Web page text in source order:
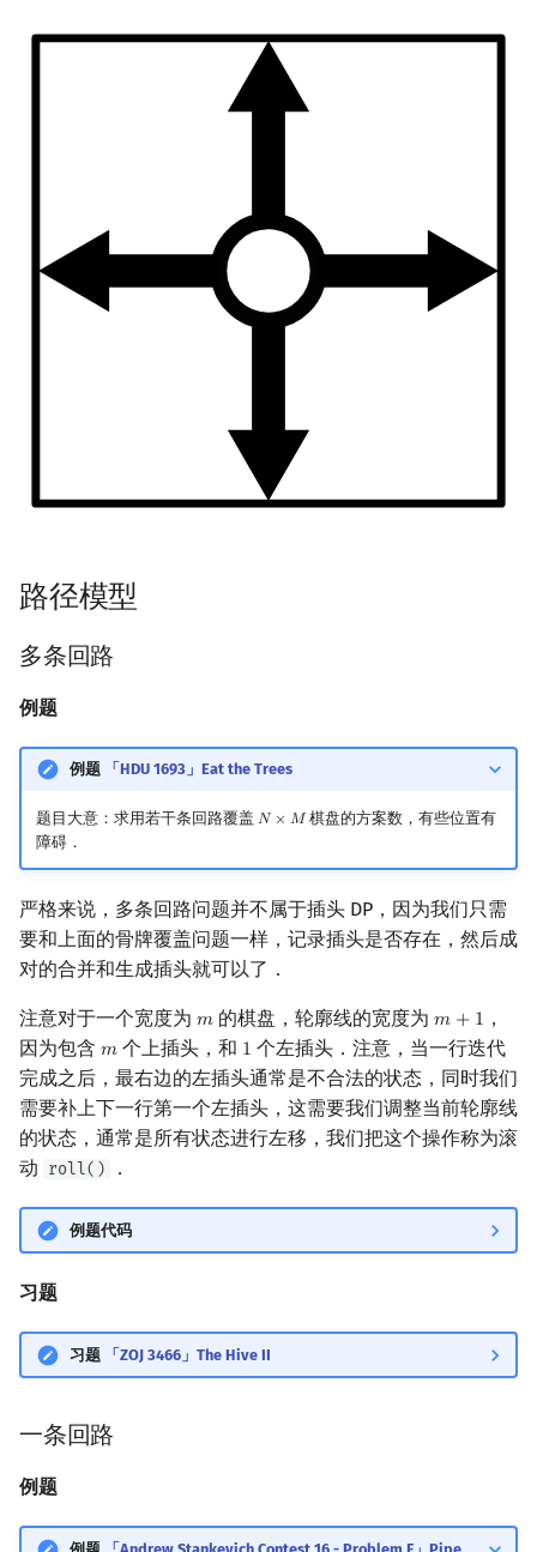
路径模型
多条回路
例题
例题 「HDU 1693」Eat the Trees
题目大意：求用若干条回路覆盖 𝑁 × 𝑀
N× M
棋盘的方案数，有些位置有
障碍．
严格来说，多条回路问题并不属于插头 DP，因为我们只需
要和上面的骨牌覆盖问题一样，记录插头是否存在，然后成
对的合并和生成插头就可以了．
注意对于一个宽度为 𝑚
m 的棋盘，轮廓线的宽度为𝑚 + 1
m +1
，
因为包含 𝑚
m 个上插头，和 1
1 个左插头．注意，当一行迭代
完成之后，最右边的左插头通常是不合法的状态，同时我们
需要补上下一行第一个左插头，这需要我们调整当前轮廓线
的状态，通常是所有状态进行左移，我们把这个操作称为滚
动 roll() ．
例题代码
习题
习题 「ZOJ 3466」The Hive II
一条回路
例题